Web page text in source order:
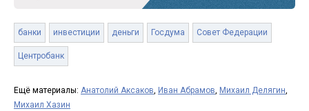
банки инвестиции деньги Госдума Совет Федерации
Центробанк
Ещё материалы: Анатолий Аксаков, Иван Абрамов, Михаил Делягин,
Михаил Хазин